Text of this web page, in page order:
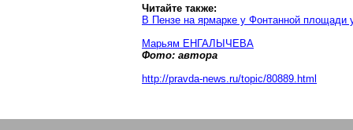
Читайте также:
В Пензе на ярмарке у Фонтанной площади
Марьям ЕНГАЛЫЧЕВА
Фото: автора
http://pravda-news.ru/topic/80889.html